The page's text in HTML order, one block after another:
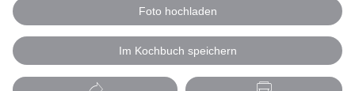
Foto hochladen
Im Kochbuch speichern